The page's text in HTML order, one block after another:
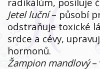
Jetel luční– působí
odstraňuje toxické
srdce a cévy,
hormonů.
Žampion mandlový–